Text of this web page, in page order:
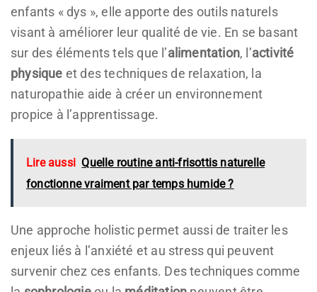
enfants « dys », elle apporte des outils naturels
visant à améliorer leur qualité de vie. En se basant
sur des éléments tels que l’alimentation, l’activité
physique et des techniques de relaxation, la
naturopathie aide à créer un environnement
propice à l’apprentissage.
Lire aussi Quelle routine anti-frisottis naturelle
fonctionne vraiment par temps humide ?
Une approche holistic permet aussi de traiter les
enjeux liés à l’anxiété et au stress qui peuvent
survenir chez ces enfants. Des techniques comme